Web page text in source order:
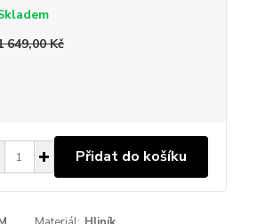
649,00 Kč
Přidat do košíku